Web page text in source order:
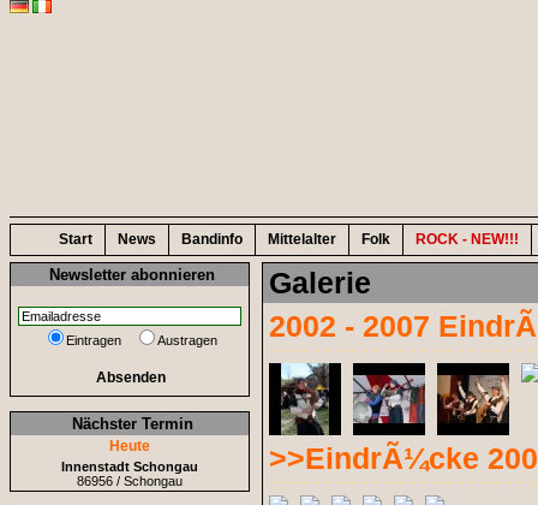
Start News Bandinfo Mittelalter Folk ROCK - NEW!!!
Newsletter abonnieren
Eintragen Austragen
Absenden
Nächster Termin
Heute
Innenstadt Schongau
86956 / Schongau
Galerie
2002 - 2007
>>EindrÃ¼cke